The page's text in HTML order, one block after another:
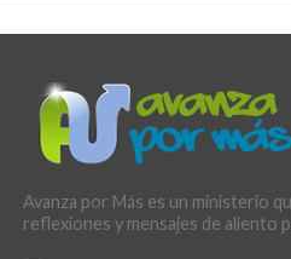
Avanza por Más es un ministerio
reflexiones y mensajes de aliento